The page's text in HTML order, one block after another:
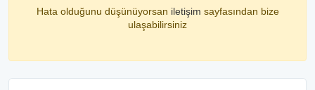
Hata olduğunu düşünüyorsan iletişim sayfasından bize
ulaşabilirsiniz